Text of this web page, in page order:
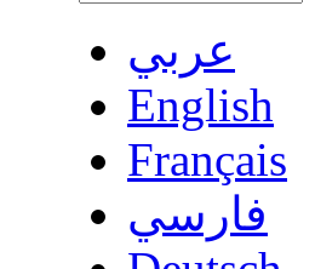
عربي
English
Français
فارسي